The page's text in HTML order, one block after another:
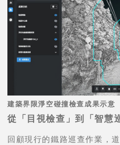
建築界限淨空碰撞檢查成果示意
從「目視檢查」到「智慧
回顧現行的鐵路巡查作業，